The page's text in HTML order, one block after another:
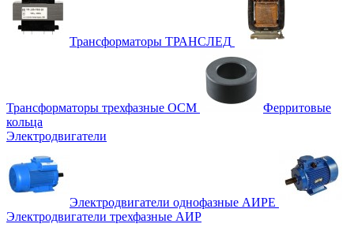
Трансформаторы ТРАНСЛЕД
Трансформаторы трехфазные ОСМ
Ферритовые
кольца
Электродвигатели
Электродвигатели однофазные АИРЕ
Электродвигатели трехфазные АИР